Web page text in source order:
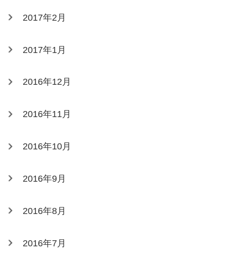
2017年2月
2017年1月
2016年12月
2016年11月
2016年10月
2016年9月
2016年8月
2016年7月